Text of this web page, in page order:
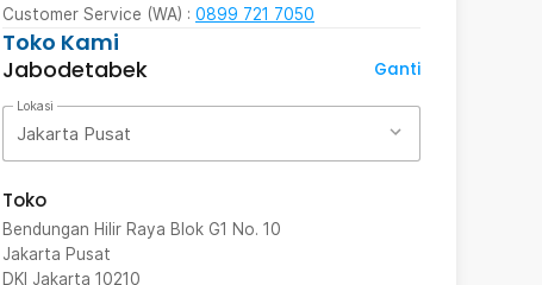
Customer Service (WA) : 0899 721 7050
Toko Kami
Jabodetabek
Ganti
Lokasi
Jakarta Pusat
Toko
Bendungan Hilir Raya Blok G1 No. 10
Jakarta Pusat
DKI Jakarta 10210